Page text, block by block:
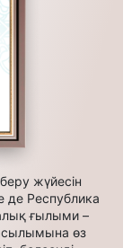
жүйесін
де Республика
ғылыми –
өз